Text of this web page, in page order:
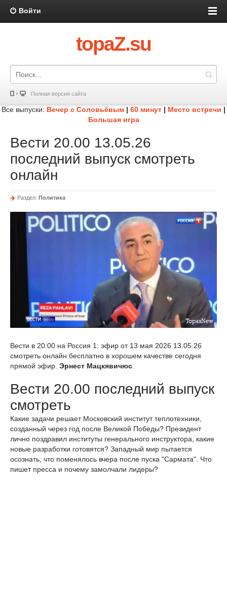
Войти
topaZ.su
Полная версия сайта
Все выпуски: Вечер с Соловьёвым | 60 минут | Место встречи |
Большая игра
Вести 20.00 13.05.26
последний выпуск смотреть
онлайн
Раздел: Политика
Вести в 20:00 на Россия 1: эфир от 13 мая 2026 13.05.26
смотреть онлайн бесплатно в хорошем качестве сегодня
прямой эфир. Эрнест Мацкявичюс.
Вести 20.00 последний выпуск
смотреть
Какие задачи решает Московский институт теплотехники,
созданный через год после Великой Победы? Президент
лично поздравил институты генерального инструктора, какие
новые разработки готовятся? Западный мир пытается
осознать, что поменялось вчера после пуска "Сармата". Что
пишет пресса и почему замолчали лидеры?